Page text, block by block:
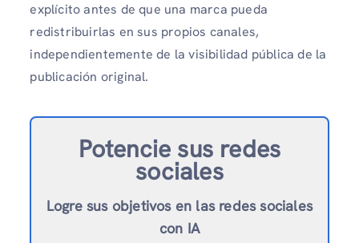
explícito antes de que una marca pueda
redistribuirlas en sus propios canales,
independientemente de la visibilidad pública de la
publicación original.
Potencie sus redes
sociales
Logre sus objetivos en las redes sociales
con IA